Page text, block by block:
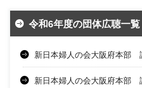
令和6年度の団体広聴一覧
新日本婦人の会大阪府本部
新日本婦人の会大阪府本部